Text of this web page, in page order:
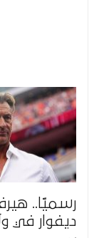
رسميًا..
ديفوار في